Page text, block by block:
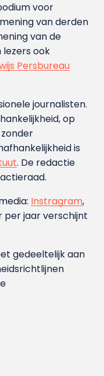
voor
van derden
van de
ook
Persbureau
journalisten.
op
is
. De redactie
Instragram,
per jaar verschijnt
gedeeltelijk aan